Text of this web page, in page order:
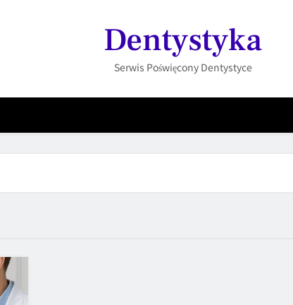
Dentystyka
Serwis Poświęcony Dentystyce